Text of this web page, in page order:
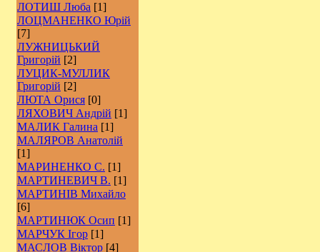
ЛОТИШ Люба [1]
ЛОЦМАНЕНКО Юрій
[7]
ЛУЖНИЦЬКИЙ
Григорій [2]
ЛУЦИК-МУЛЛИК
Григорій [2]
ЛЮТА Орися [0]
ЛЯХОВИЧ Андрій [1]
МАЛИК Галина [1]
МАЛЯРОВ Анатолій
[1]
МАРИНЕНКО С. [1]
МАРТИНЕВИЧ В. [1]
МАРТИНІВ Михайло
[6]
МАРТИНЮК Осип [1]
МАРЧУК Ігор [1]
МАСЛОВ Віктор [4]